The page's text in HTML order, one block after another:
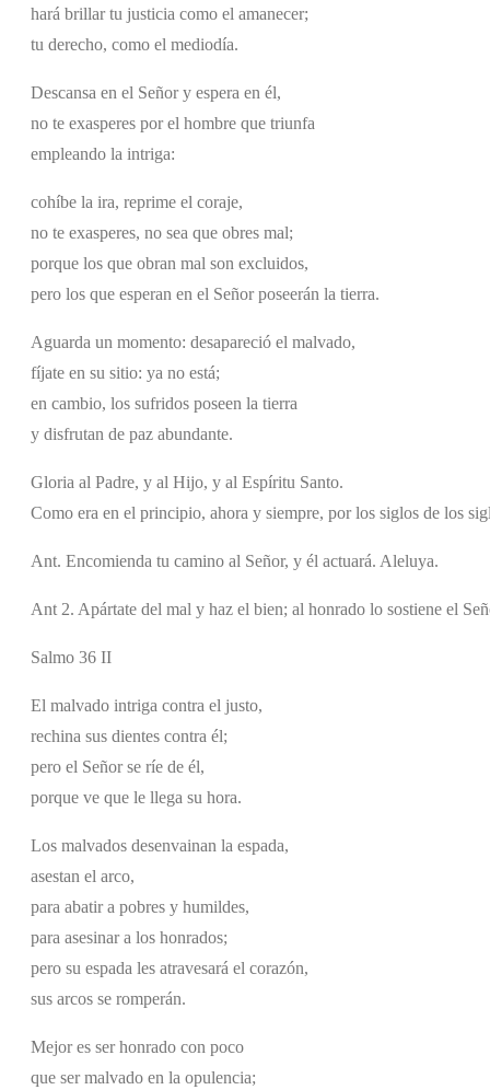
hará brillar tu justicia como el amanecer;
tu derecho, como el mediodía.
Descansa en el Señor y espera en él,
no te exasperes por el hombre que triunfa
empleando la intriga:
cohíbe la ira, reprime el coraje,
no te exasperes, no sea que obres mal;
porque los que obran mal son excluidos,
pero los que esperan en el Señor poseerán la tierra.
Aguarda un momento: desapareció el malvado,
fíjate en su sitio: ya no está;
en cambio, los sufridos poseen la tierra
y disfrutan de paz abundante.
Gloria al Padre, y al Hijo, y al Espíritu Santo.
Como era en el principio, ahora y siempre, por los siglos de los
Ant. Encomienda tu camino al Señor, y él actuará. Aleluya.
Ant 2. Apártate del mal y haz el bien; al honrado lo sostiene el
Salmo 36 II
El malvado intriga contra el justo,
rechina sus dientes contra él;
pero el Señor se ríe de él,
porque ve que le llega su hora.
Los malvados desenvainan la espada,
asestan el arco,
para abatir a pobres y humildes,
para asesinar a los honrados;
pero su espada les atravesará el corazón,
sus arcos se romperán.
Mejor es ser honrado con poco
que ser malvado en la opulencia;